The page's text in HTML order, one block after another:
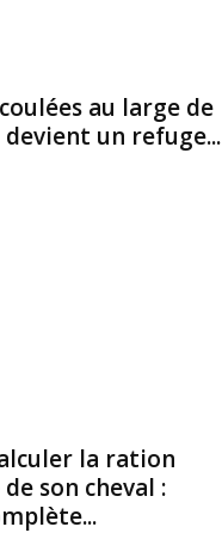
au large de
devient un refuge...
la ration
son cheval :